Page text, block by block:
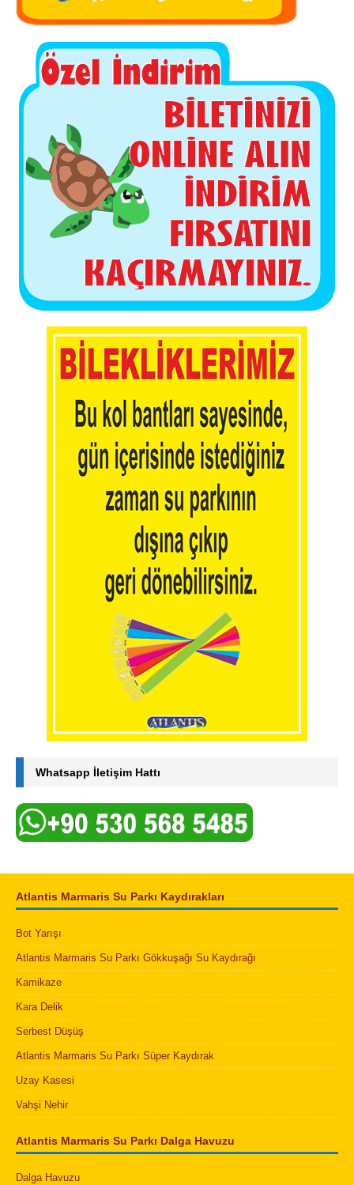
Whatsapp İletişim Hattı
Atlantis Marmaris Su Parkı Kaydırakları
Bot Yarışı
Atlantis Marmaris Su Parkı Gökkuşağı Su Kaydırağı
Kamikaze
Kara Delik
Serbest Düşüş
Atlantis Marmaris Su Parkı Süper Kaydırak
Uzay Kasesi
Vahşi Nehir
Atlantis Marmaris Su Parkı Dalga Havuzu
Dalga Havuzu